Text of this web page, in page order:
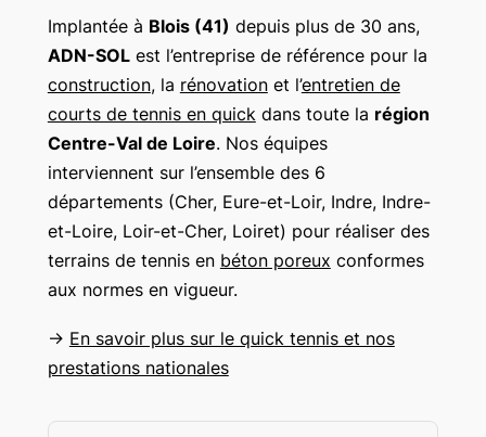
Implantée à Blois (41) depuis plus de 30 ans,
ADN-SOLest l’entreprise de référence pour la
construction, la rénovationet l’entretien de
courts de tennis en quick dans toute la région
Centre-Val de Loire. Nos équipes
interviennent sur l’ensemble des 6
départements (Cher, Eure-et-Loir, Indre, Indre-
et-Loire, Loir-et-Cher, Loiret) pour réaliser des
terrains de tennis en béton poreux conformes
aux normes en vigueur.
→ En savoir plus sur le quick tennis et nos
prestations nationales